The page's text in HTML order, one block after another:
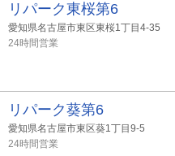
リパーク東桜第6
愛知県名古屋市東区東桜1丁目4-35
24時間営業
リパーク葵第6
愛知県名古屋市東区葵1丁目9-5
24時間営業